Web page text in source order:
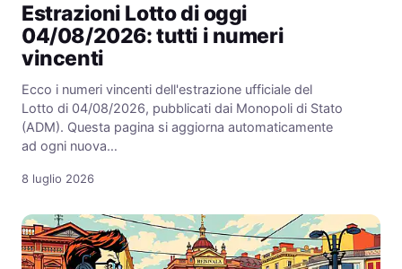
Estrazioni Lotto di oggi
04/08/2026: tutti i numeri
vincenti
Ecco i numeri vincenti dell'estrazione ufficiale del
Lotto di 04/08/2026, pubblicati dai Monopoli di Stato
(ADM). Questa pagina si aggiorna automaticamente
ad ogni nuova…
8 luglio 2026